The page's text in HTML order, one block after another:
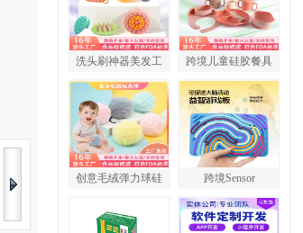
洗头刷神器美发工 跨境儿童硅胶餐具
创意毛绒弹力球硅 跨境Sensor